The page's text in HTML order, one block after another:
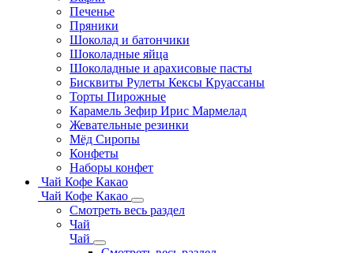
Печенье
Пряники
Шоколад и батончики
Шоколадные яйца
Шоколадные и арахисовые пасты
Бисквиты Рулеты Кексы Круассаны
Торты Пирожные
Карамель Зефир Ирис Мармелад
Жевательные резинки
Мёд Сиропы
Конфеты
Наборы конфет
Чай Кофе Какао
Чай Кофе Какао
Смотреть весь раздел
Чай
Чай